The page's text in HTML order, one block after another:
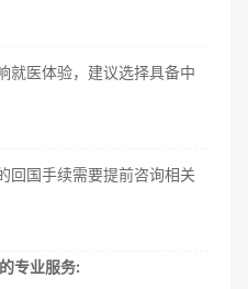
就医体验，建议选择具备中
回国手续需要提前咨询相关
专业服务: